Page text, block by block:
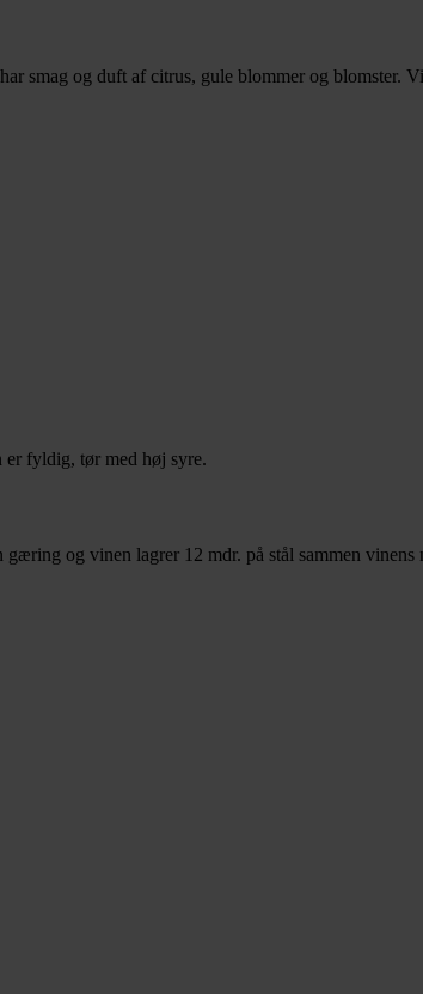
smag og duft af citrus, gule blommer og blomster.
er fyldig, tør med høj syre.
og vinen lagrer 12 mdr. på stål sammen